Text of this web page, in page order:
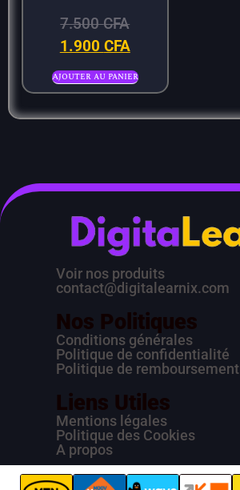
7.500CFA
1.900 CFA
Ajouter au panier
Voir nos produits
contact@digitalearnix.com
Nos Politiques
Conditions générales
Politique de confidentialité
Politique de remboursement
Liens Utiles
Mentions légales
Politique des Cookies
A propos